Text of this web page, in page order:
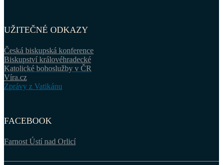
UŽITEČNÉ ODKAZY
Česká biskupská konference
Biskupství královéhradecké
Katolické bohoslužby v ČR
Víra.cz
Zprávy z Vatikánu
FACEBOOK
Farnost Ústí nad Orlicí